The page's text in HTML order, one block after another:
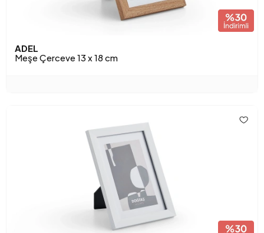
ADEL
Meşe Çerceve 13 x 18 cm